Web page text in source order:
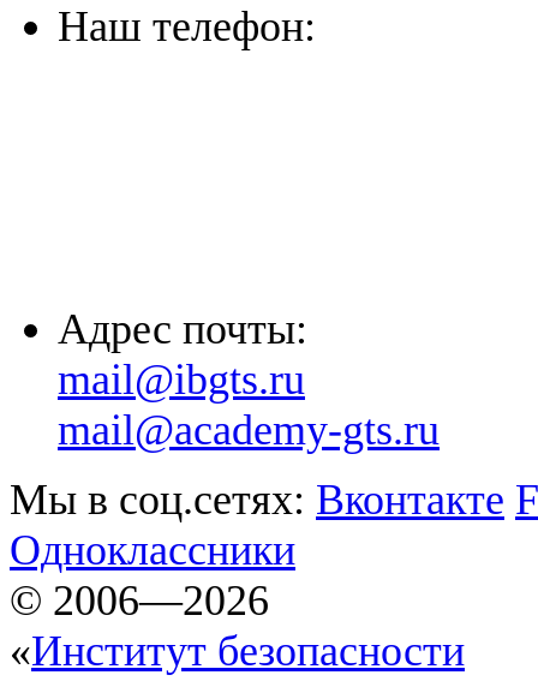
Наш телефон:
Адрес почты:
mail@ibgts.ru
mail@academy-gts.ru
Мы в соц.сетях: Вконтакте
Одноклассники
© 2006—2026
«Институт безопасности